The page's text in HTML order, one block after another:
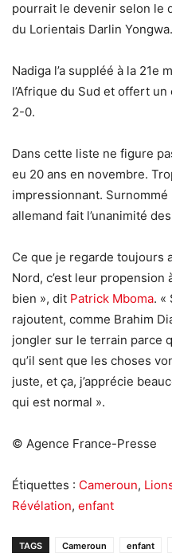
pourrait le devenir selon le
du Lorientais Darlin Yongwa.
Nadiga l’a suppléé à la 21e
l’Afrique du Sud et offert
2-0.
Dans cette liste ne figure
eu 20 ans en novembre.
impressionnant. Surnommé
allemand fait l’unanimité
Ce que je regarde toujours
Nord, c’est leur
bien », dit Patrick Mboma. «
rajoutent, comme Brahim
jongler sur le terrain parce
qu’il sent que les choses
juste, et ça, j’apprécie
qui est normal ».
© Agence France-Presse
Étiquettes : Cameroun,
Révélation, enfant
TAGS Cameroun enfant